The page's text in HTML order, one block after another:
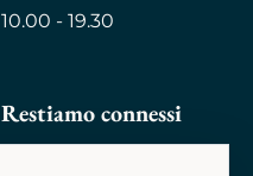
10.00 - 19.30
Restiamo connessi